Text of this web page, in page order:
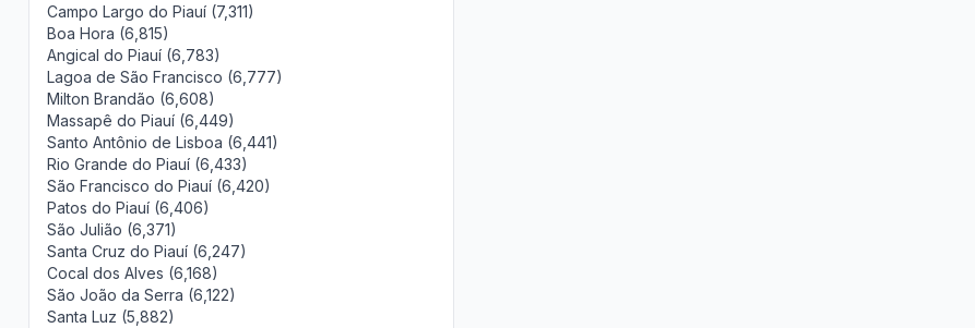
Campo Largo do Piauí (7,311)
Boa Hora (6,815)
Angical do Piauí (6,783)
Lagoa de São Francisco (6,777)
Milton Brandão (6,608)
Massapê do Piauí (6,449)
Santo Antônio de Lisboa (6,441)
Rio Grande do Piauí (6,433)
São Francisco do Piauí (6,420)
Patos do Piauí (6,406)
São Julião (6,371)
Santa Cruz do Piauí (6,247)
Cocal dos Alves (6,168)
São João da Serra (6,122)
Santa Luz (5,882)